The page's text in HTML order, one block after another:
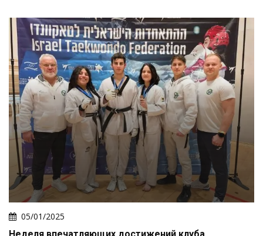
05/01/2025
Неделя впечатляющих достижений клуба